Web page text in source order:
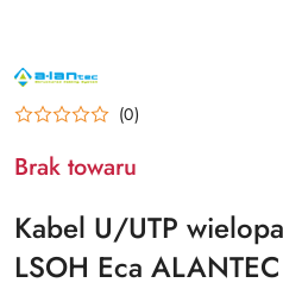
NAZWA
PRODUCENTA:
ALANTEC (0)
Brak towaru
Kabel U/UTP
LSOH Eca ALANTEC